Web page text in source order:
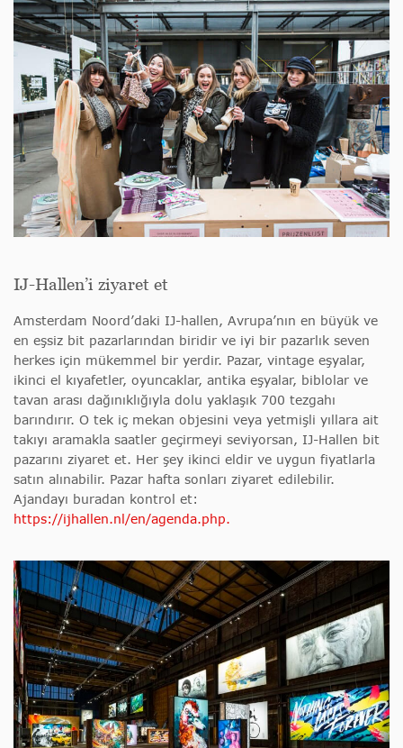
IJ-Hallen’i ziyaret et
Amsterdam Noord’daki IJ-hallen, Avrupa’nın en büyük ve
en eşsiz bit pazarlarından biridir ve iyi bir pazarlık seven
herkes için mükemmel bir yerdir. Pazar, vintage eşyalar,
ikinci el kıyafetler, oyuncaklar, antika eşyalar, biblolar ve
tavan arası dağınıklığıyla dolu yaklaşık 700 tezgahı
barındırır. O tek iç mekan objesini veya yetmişli yıllara ait
takıyı aramakla saatler geçirmeyi seviyorsan, IJ-Hallen bit
pazarını ziyaret et. Her şey ikinci eldir ve uygun fiyatlarla
satın alınabilir. Pazar hafta sonları ziyaret edilebilir.
Ajandayı buradan kontrol et:
https://ijhallen.nl/en/agenda.php.